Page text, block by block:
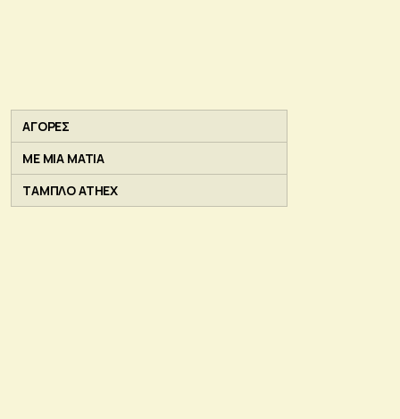
ΑΓΟΡΕΣ
ΜΕ ΜΙΑ ΜΑΤΙΑ
ΤΑΜΠΛΟ ATHEX